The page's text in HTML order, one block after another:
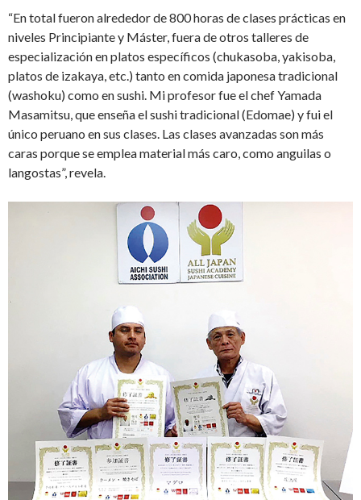
“En total fueron alrededor de 800 horas de clases prácticas en
niveles Principiante y Máster, fuera de otros talleres de
especialización en platos específicos (chukasoba, yakisoba,
platos de izakaya, etc.) tanto en comida japonesa tradicional
(washoku) como en sushi. Mi profesor fue el chef Yamada
Masamitsu, que enseña el sushi tradicional (Edomae) y fui el
único peruano en sus clases. Las clases avanzadas son más
caras porque se emplea material más caro, como anguilas o
langostas”, revela.